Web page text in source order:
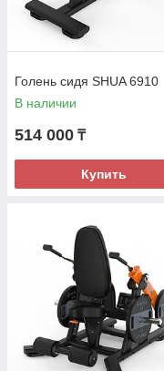
Голень сидя SHUA 6910
В наличии
514 000 ₸
Купить